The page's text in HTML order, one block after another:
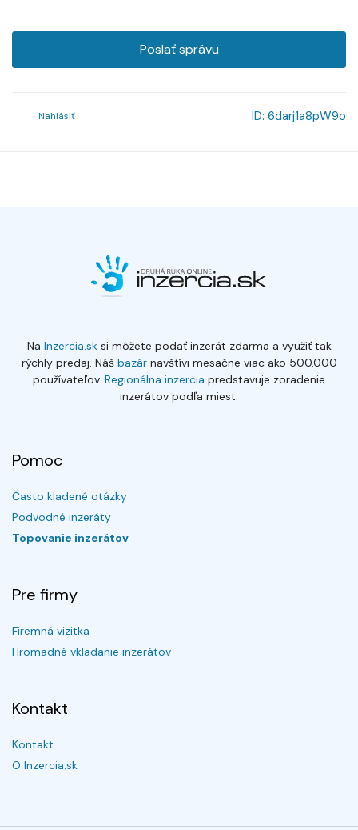
Poslať správu
Nahlásiť ID: 6darj1a8pW9o
Na Inzercia.sksi môžete podať inzerát zdarma a využiť tak
rýchly predaj. Náš bazárnavštívi mesačne viac ako 500.000
používateľov. Regionálna inzercia predstavuje zoradenie
inzerátov podľa miest.
Pomoc
Často kladené otázky
Podvodné inzeráty
Topovanie inzerátov
Pre firmy
Firemná vizitka
Hromadné vkladanie inzerátov
Kontakt
Kontakt
O Inzercia.sk